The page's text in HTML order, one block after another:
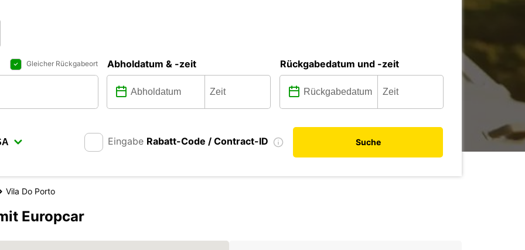
Gleicher Rückgabeort Abholdatum & -zeit Rückgabedatum und -zeit
Eingabe Rabatt-Code / Contract-ID Suche
Vila Do Porto
Europcar